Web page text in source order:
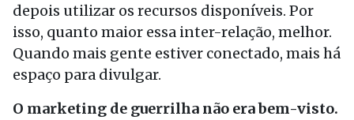
depois utilizar os recursos disponíveis. Por
isso, quanto maior essa inter-relação, melhor.
Quando mais gente estiver conectado, mais há
espaço para divulgar.
O marketing de guerrilha não era bem-visto.